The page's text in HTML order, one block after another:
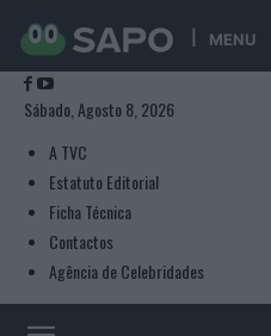
MENU
Sábado, Agosto 8, 2026
A TVC
Estatuto Editorial
Ficha Técnica
Contactos
Agência de Celebridades